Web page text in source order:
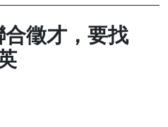
徵才，要找